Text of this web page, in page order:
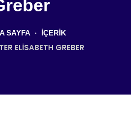
SAYFA İÇERIK
ELISABETH GREBER